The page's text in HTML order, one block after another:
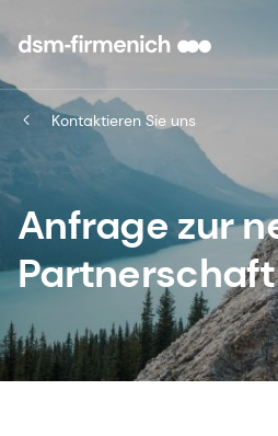
Kontaktieren Sie uns
Anfrage zur
Partnerschaft